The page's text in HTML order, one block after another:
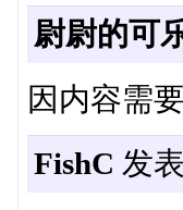
尉尉的可
因内容需
FishC 发